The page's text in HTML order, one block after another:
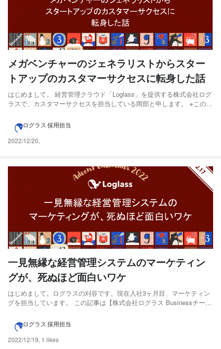
メガベンチャーのジェネラリストからスター
トアップのカスタマーサクセスに転身した話
はじめまして。 経営管理クラウド「Loglass」を提供する株式会社ログ
ラスで、カスタマーサクセスを担当している岡部と申します。 ※この記
（12/18分）にエントリーしています 本記事は、メガベンチャーのジェ
ネラリスト...
ログラス 採用担当
2022/12/20,
一見無縁な経営管理システムのマーケティン
グが、死ぬほど面白いワケ
はじめまして。ログラスの刈谷です。現在入社3ヶ月目、マーケティン
グを担当しています。 この記事は【株式会社ログラス Businessチーム
橋優斗 からバトンを受け取って執筆しています。 この記事はこんな人
におすすめです。 ・...
ログラス 採用担当
2022/12/19, 1 likes